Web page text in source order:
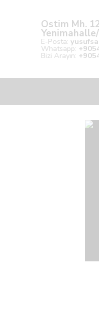
Ostim Mh.
E-Posta:
Whatsapp:
Bizi Arayın: